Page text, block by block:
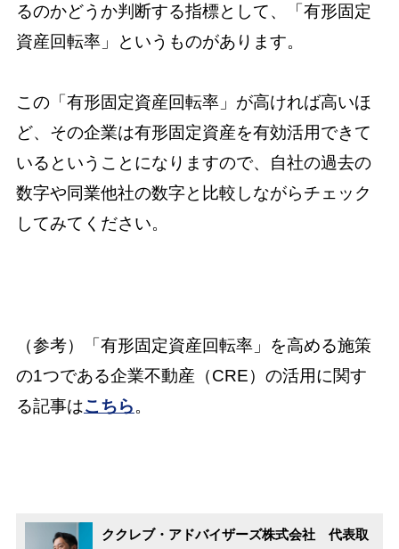
るのかどうか判断する指標として、「有形固定
資産回転率」というものがあります。
この「有形固定資産回転率」が高ければ高いほ
ど、その企業は有形固定資産を有効活用できて
いるということになりますので、自社の過去の
数字や同業他社の数字と比較しながらチェック
してみてください。
（参考）「有形固定資産回転率」を高める施策
の1つである企業不動産（CRE）の活用に関す
る記事はこちら。
ククレブ・アドバイザーズ株式会社 代表取